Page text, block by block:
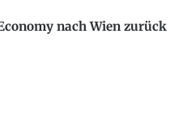
nach Wien zurück